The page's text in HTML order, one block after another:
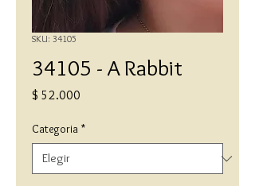
SKU: 34105
34105 - A Rabbit
$ 52.000
Categoria *